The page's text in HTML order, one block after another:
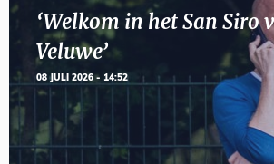
‘Welkom in het San Siro
Veluwe’
08 JULI 2026 - 14:52